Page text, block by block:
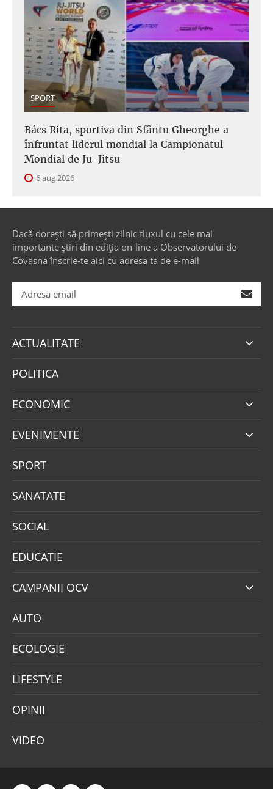
SPORT
Bács Rita, sportiva din Sfântu Gheorghe a
înfruntat liderul mondial la Campionatul
Mondial de Ju-Jitsu
6 aug 2026
Dacă dorești să primești zilnic fluxul cu cele mai
importante știri din ediția on-line a Observatorului de
Covasna înscrie-te aici cu adresa ta de e-mail
ACTUALITATE
POLITICA
ECONOMIC
EVENIMENTE
SPORT
SANATATE
SOCIAL
EDUCATIE
CAMPANII OCV
AUTO
ECOLOGIE
LIFESTYLE
OPINII
VIDEO